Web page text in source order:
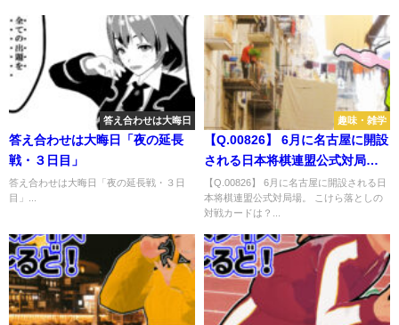
の人数は？
答え合わせは大晦日
答え合わせは大晦日「夜の延長
戦・３日目」
答え合わせは大晦日「夜の延長戦・３日
目」...
趣味・雑学
【Q.00826】 6月に名古屋に開設
される日本将棋連盟公式対局
場。 こけら落としの対戦カード
は？
【Q.00826】 6月に名古屋に開設される日
本将棋連盟公式対局場。 こけら落としの
対戦カードは？...